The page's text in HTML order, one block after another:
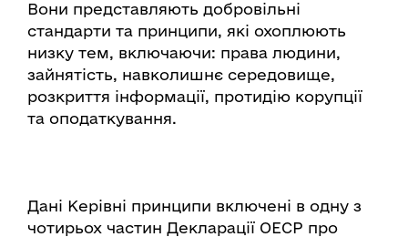
Вони представляють добровільні
стандарти та принципи, які охоплюють
низку тем, включаючи: права людини,
зайнятість, навколишнє середовище,
розкриття інформації, протидію корупції
та оподаткування.
Дані Керівні принципи включені в одну з
чотирьох частин Декларації ОЕСР про